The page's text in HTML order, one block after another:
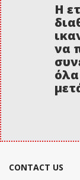
Η
να
CONTACT US